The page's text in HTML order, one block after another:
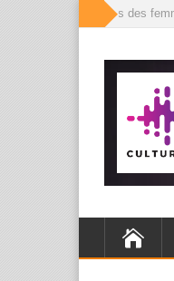
» Les mille visages des